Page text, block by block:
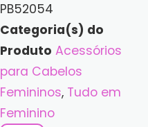
PB52054
Categoria(s) do
Produto Acessórios
para Cabelos
Femininos, Tudo em
Feminino